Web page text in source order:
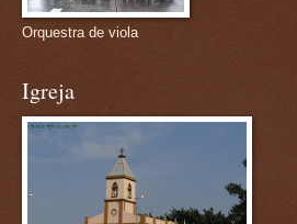
Orquestra de viola
Igreja